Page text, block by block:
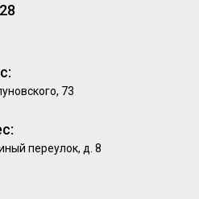
73
переулок, д. 8